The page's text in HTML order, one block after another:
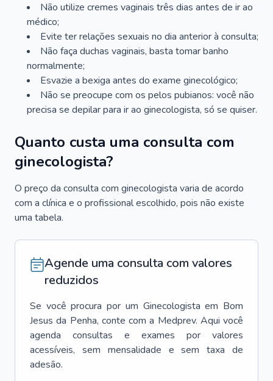
Não utilize cremes vaginais três dias antes de ir ao
médico;
Evite ter relações sexuais no dia anterior à consulta;
Não faça duchas vaginais, basta tomar banho
normalmente;
Esvazie a bexiga antes do exame ginecológico;
Não se preocupe com os pelos pubianos: você não
precisa se depilar para ir ao ginecologista, só se quiser.
Quanto custa uma consulta com
ginecologista?
O preço da consulta com ginecologista varia de acordo
com a clínica e o profissional escolhido, pois não existe
uma tabela.
Agende uma consulta com valores
reduzidos
Se você procura por um Ginecologista em Bom
Jesus da Penha, conte com a Medprev. Aqui você
agenda consultas e exames por valores
acessíveis, sem mensalidade e sem taxa de
adesão.